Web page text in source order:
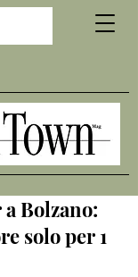
Bolzano:
solo per 1